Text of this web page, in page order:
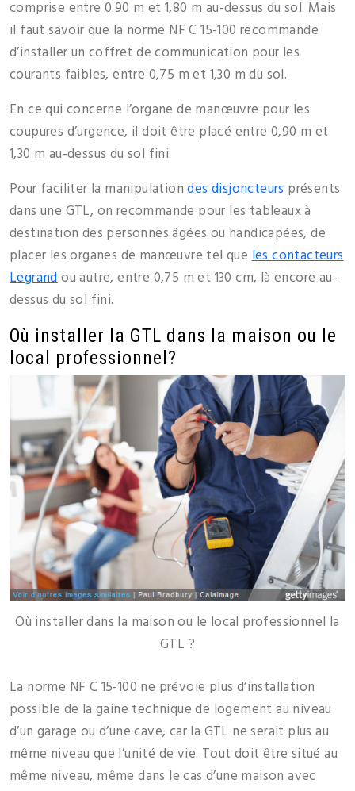
comprise entre 0.90 m et 1,80 m au-dessus du sol. Mais
il faut savoir que la norme NF C 15-100 recommande
d’installer un coffret de communication pour les
courants faibles, entre 0,75 m et 1,30 m du sol.
En ce qui concerne l’organe de manœuvre pour les
coupures d’urgence, il doit être placé entre 0,90 m et
1,30 m au-dessus du sol fini.
Pour faciliter la manipulationdes disjoncteursprésents
dans une GTL, on recommande pour les tableaux à
destination des personnes âgées ou handicapées, de
placer les organes de manœuvre tel queles contacteurs
Legrandou autre, entre 0,75 m et 130 cm, là encore au-
dessus du sol fini.
Où installer la GTL dans la maison ou le
local professionnel?
Où installer dans la maison ou le local professionnel la
GTL ?
La norme NF C 15-100 ne prévoie plus d’installation
possible de la gaine technique de logement au niveau
d’un garage ou d’une cave, car la GTL ne serait plus au
même niveau que l’unité de vie. Tout doit être situé au
même niveau, même dans le cas d’une maison avec